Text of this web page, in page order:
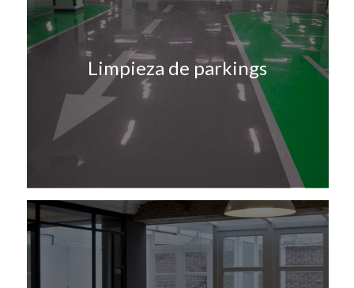
Limpieza de parkings